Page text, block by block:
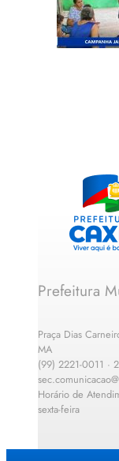
Prefeitura
Praça Dias
MA
(99) 2221-0011 ·
Horário de
sexta-feira